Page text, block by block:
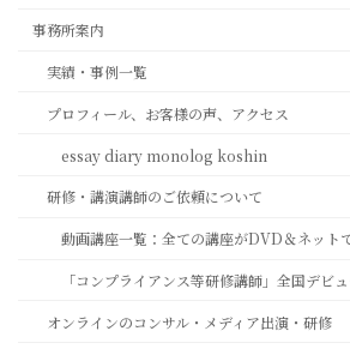
事務所案内
実績・事例一覧
プロフィール、お客様の声、アクセス
essay diary monolog koshin
研修・講演講師のご依頼について
動画講座一覧：全ての講座がDVD＆ネット
「コンプライアンス等研修講師」全国デビ
オンラインのコンサル・メディア出演・研修